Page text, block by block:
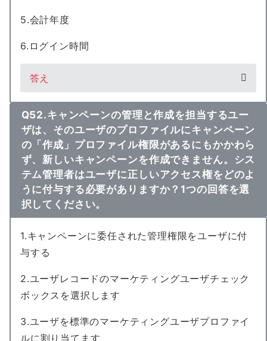
5.会計年度
6.ログイン時間
答え
Q52.キャンペーンの管理と作成を担当するユー
ザは、そのユーザのプロファイルにキャンペーン
の「作成」プロファイル権限があるにもかかわら
ず、新しいキャンペーンを作成できません。シス
テム管理者はユーザに正しいアクセス権をどのよ
うに付与する必要がありますか？1つの回答を選
択してください。
1.キャンペーンに委任された管理権限をユーザに付
与する
2.ユーザレコードのマーケティングユーザチェック
ボックスを選択します
3.ユーザを標準のマーケティングユーザプロファイ
ルに割り当てます